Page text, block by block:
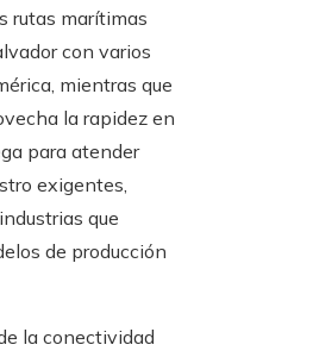
rutas marítimas
con varios
mientras que
la rapidez en
para atender
exigentes,
que
de producción
la conectividad